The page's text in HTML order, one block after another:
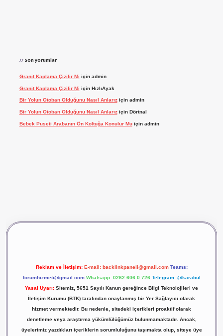
Son yorumlar
Granit Kaplama Çizilir Mi için admin
Granit Kaplama Çizilir Mi için HızlıAyak
Bir Yolun Otoban Olduğunu Nasıl Anlarıziçin admin
Bir Yolun Otoban Olduğunu Nasıl Anlarıziçin Dörtnal
Bebek Puseti Arabanın Ön Koltuğa Konulur Muiçin admin
Reklam ve İletişim: E-mail: backlinkpaneli@gmail.com Teams:
forumhizmeti@gmail.com Whatsapp: 0262 606 0 726 Telegram: @karabul
Yasal Uyarı: Sitemiz, 5651 Sayılı Kanun gereğince Bilgi Teknolojileri ve
İletişim Kurumu (BTK) tarafından onaylanmış bir Yer Sağlayıcı olarak
hizmet vermektedir. Bu nedenle, sitedeki içerikleri proaktif olarak
denetleme veya araştırma yükümlülüğümüz bulunmamaktadır. Ancak,
üyelerimiz yazdıkları içeriklerin sorumluluğunu taşımakta olup, siteye üye